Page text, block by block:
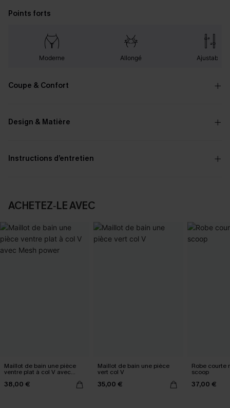
Points forts
Moderne Allongé Ajustable
Coupe & Confort
Design & Matière
Instructions d’entretien
ACHETEZ‑LE AVEC
Maillot de bain une pièce
ventre plat à col V avec
Mesh power
38,00 €
Maillot de bain une pièce
vert col V
35,00 €
Robe courte
scoop
37,00 €